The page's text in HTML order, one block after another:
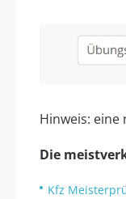
Hinweis: eine
Die
Kfz